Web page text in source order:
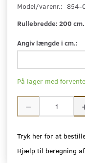
Model/varenr.: 854-
Rullebredde: 200
Angiv længde i cm.:
På lager med
Tryk her for at
Hjælp til beregning